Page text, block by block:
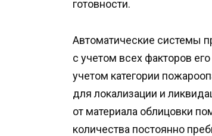
готовности.
Автоматические системы
с учетом всех факторов
учетом категории
для локализации и
от материала облицовки
количества постоянно